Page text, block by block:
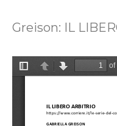
Greison: IL